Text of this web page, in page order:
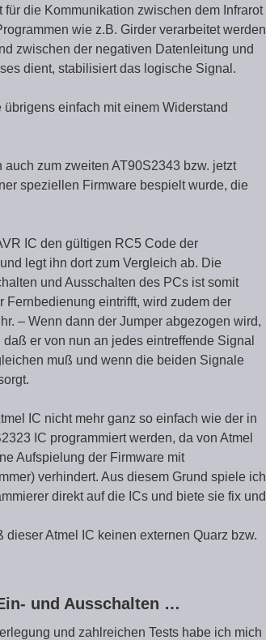
die Kommunikation zwischen dem Infrarot
wie z.B. Girder verarbeitet werden
zwischen der negativen Datenleitung und
dient, stabilisiert das logische Signal.
einfach mit einem Widerstand
zum zweiten AT90S2343 bzw. jetzt
speziellen Firmware bespielt wurde, die
IC den gültigen RC5 Code der
legt ihn dort zum Vergleich ab. Die
und Ausschalten des PCs ist somit
eintrifft, wird zudem der
– Wenn dann der Jumper abgezogen wird,
er von nun an jedes eintreffende Signal
muß und wenn die beiden Signale
IC nicht mehr ganz so einfach wie der in
IC programmiert werden, da von Atmel
Aufspielung der Firmware mit
verhindert. Aus diesem Grund spiele ich
direkt auf die ICs und biete sie fix und
Atmel IC keinen externen Quarz bzw.
und Ausschalten …
und zahlreichen Tests habe ich mich